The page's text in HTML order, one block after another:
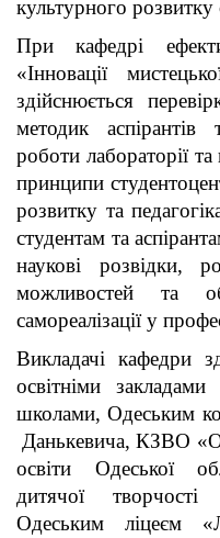
культурного розвитку
При кафедрі
«Інновації
здійснюється
методик
роботи лабораторії
принципи
розвитку та
студентам та
наукові розвідки,
можливостей та
самореалізації у
Викладачі кафедри
освітніми
школами, Одеським
Данькевича, КЗВО
освіти Одеської
дитячої
Одеським ліцеєм